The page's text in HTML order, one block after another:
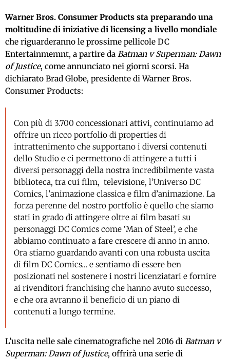
Warner Bros. Consumer Products sta preparando una
moltitudine di iniziative di licensing a livello mondiale
che riguarderanno le prossime pellicole DC
Entertainmemnt, a partire da Batman v Superman: Dawn
of Justice, come annunciato nei giorni scorsi. Ha
dichiarato Brad Globe, presidente di Warner Bros.
Consumer Products:
Con più di 3.700 concessionari attivi, continuiamo ad
offrire un ricco portfolio di properties di
intrattenimento che supportano i diversi contenuti
dello Studio e ci permettono di attingere a tutti i
diversi personaggi della nostra incredibilmente vasta
biblioteca, tra cui film, televisione, l’Universo DC
Comics, l’animazione classica e film d’animazione. La
forza perenne del nostro portfolio è quello che siamo
stati in grado di attingere oltre ai film basati su
personaggi DC Comics come ‘Man of Steel’, e che
abbiamo continuato a fare crescere di anno in anno.
Ora stiamo guardando avanti con una robusta uscita
di film DC Comics… e sentiamo di essere ben
posizionati nel sostenere i nostri licenziatari e fornire
ai rivenditori franchising che hanno avuto successo,
e che ora avranno il beneficio di un piano di
contenuti a lungo termine.
L’uscita nelle sale cinematografiche nel 2016 di Batman v
Superman: Dawn of Justice, offrirà una serie di